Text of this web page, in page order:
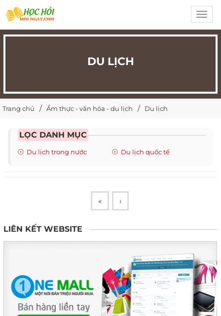
DU LỊCH
Trang chủ Ẩm thực - văn hóa - du lịch Du lịch
LỌC DANH MỤC
Du lịch trong nước Du lịch quốc tế
« ‹
LIÊN KẾT WEBSITE